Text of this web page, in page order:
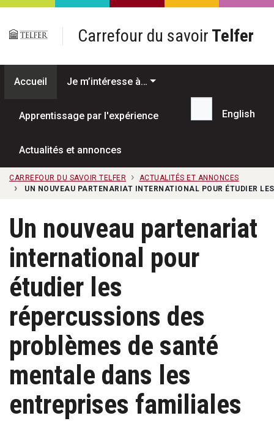
Passer au contenu principal
Carrefour du savoir Telfer
Accueil Je m’intéresse à…
Apprentissage par l'expérience
Actualités et annonces
Recherche...
English
CARREFOUR DU SAVOIR TELFER
ACTUALITÉS ET ANNONCES
UN NOUVEAU PARTENARIAT INTERNATIONAL POUR ÉTUDIER
Un nouveau partenariat
international pour
étudier les
répercussions des
problèmes de santé
mentale dans les
entreprises familiales